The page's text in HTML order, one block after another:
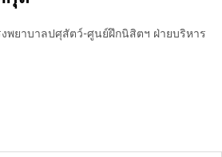
งพยาบาลปศุสัตว์-ศูนย์ฝึกนิสิตฯ ฝ่ายบริหาร